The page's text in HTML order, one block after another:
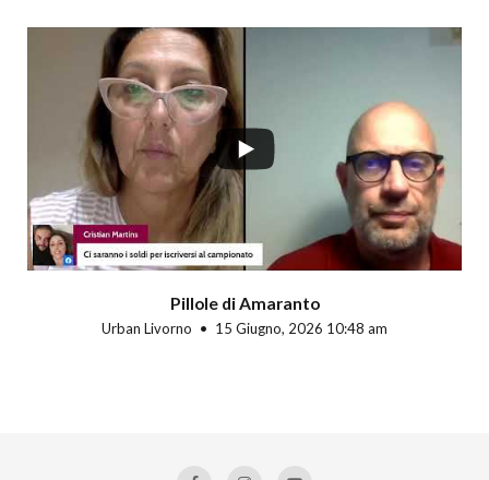
Pillole di Amaranto
Urban Livorno 15 Giugno, 2026 10:48 am